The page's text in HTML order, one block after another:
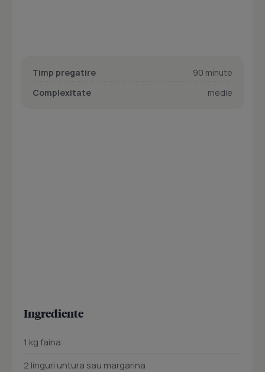
Timp pregatire
90 minute
Complexitate
medie
Ingrediente
1 kg faina
2 linguri untura sau margarina